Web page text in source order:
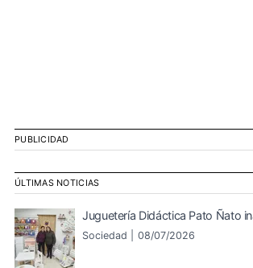
PUBLICIDAD
ÚLTIMAS NOTICIAS
Juguetería Didáctica Pato Ñato
Sociedad | 08/07/2026